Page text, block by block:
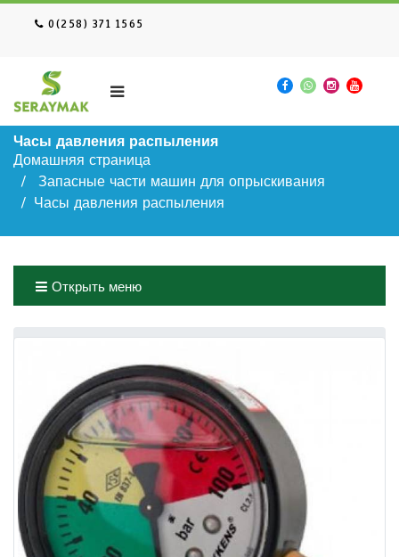
0(258) 371 1565
Часы давления распыления
Домашняя страница
Запасные части машин для опрыскивания
Часы давления распыления
Открыть меню
Запасные части машин для опрыскивания
Часы давления распыления